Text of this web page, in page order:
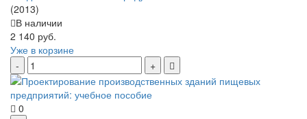
(2013)
В наличии
2 140 руб.
Уже в корзине
0